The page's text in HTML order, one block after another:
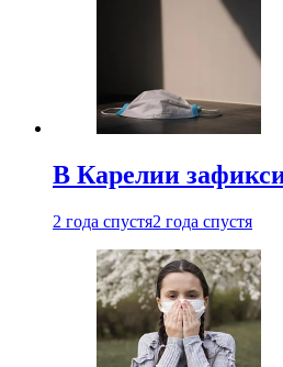
В Карелии
2 года спустя2 года спустя